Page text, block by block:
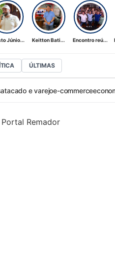
Júnio... Keitton Bati... Encontro reú...
ÚLTIMAS
atacado e varejoe-commerce